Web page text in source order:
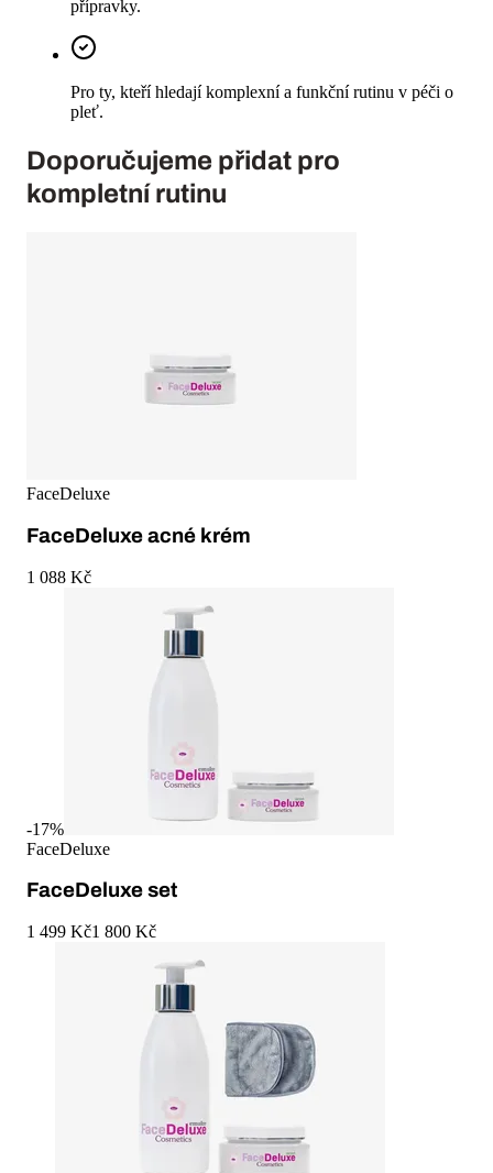
přípravky.
Pro ty, kteří hledají komplexní a funkční rutinu v péči o
pleť.
Doporučujeme přidat pro
kompletní rutinu
FaceDeluxe
FaceDeluxe acné krém
1 088 Kč
-17%
FaceDeluxe
FaceDeluxe set
1 499 Kč1 800 Kč